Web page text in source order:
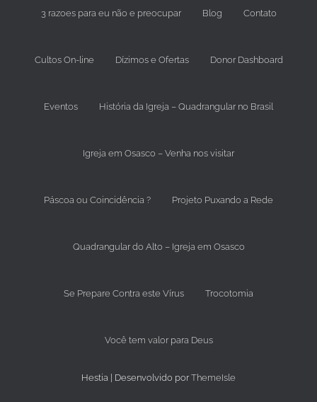
3 razoes para eu não e preocupar Blog Contato
Cultos On-line Dízimos e Ofertas Donor Dashboard
Eventos História da Igreja – Quadrangular no Brasil
Igreja em Osasco – Venha nos visitar
Páscoa ou Coincidência ? Projeto Puxando a Rede
Quadrangular do Alto – Igreja em Osasco
Se Prepare Contra este Vírus Trocotomia
Você tem valor para Deus
Hestia | Desenvolvido porThemeIsle